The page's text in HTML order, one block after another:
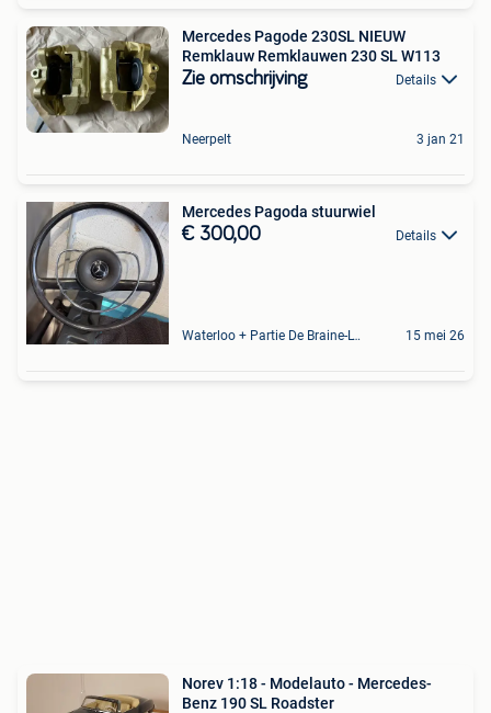
Mercedes Pagode 230SL NIEUW
Remklauw Remklauwen 230 SL W113
Zie omschrijving Details
Neerpelt 3 jan 21
Mercedes Pagoda stuurwiel
€ 300,00 Details
Waterloo + Partie De Braine-L'Alleud, De Ohain 15 mei 26
Norev 1:18 - Modelauto - Mercedes-
Benz 190 SL Roadster